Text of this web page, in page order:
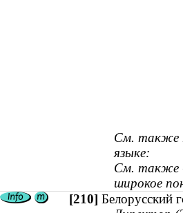
См. также
языке:
См. также
широкое
[210] Белорусский